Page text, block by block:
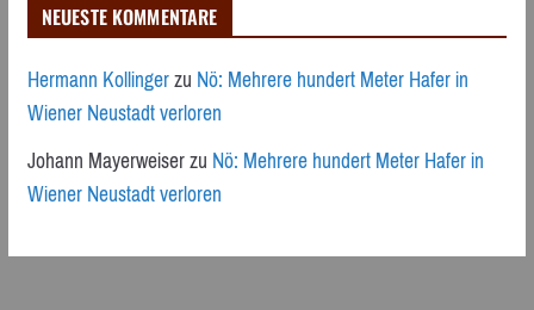
NEUESTE KOMMENTARE
Hermann KollingerzuNö: Mehrere hundert Meter Hafer in
Wiener Neustadt verloren
Johann MayerweiserzuNö: Mehrere hundert Meter Hafer in
Wiener Neustadt verloren